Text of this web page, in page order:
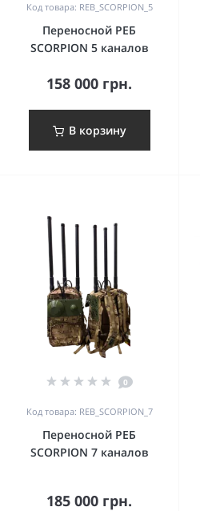
Код товара: REB_SCORPION_5
Переносной РЕБ
SCORPION 5 каналов
158 000 грн.
В корзину
0
Код товара: REB_SCORPION_7
Переносной РЕБ
SCORPION 7 каналов
185 000 грн.